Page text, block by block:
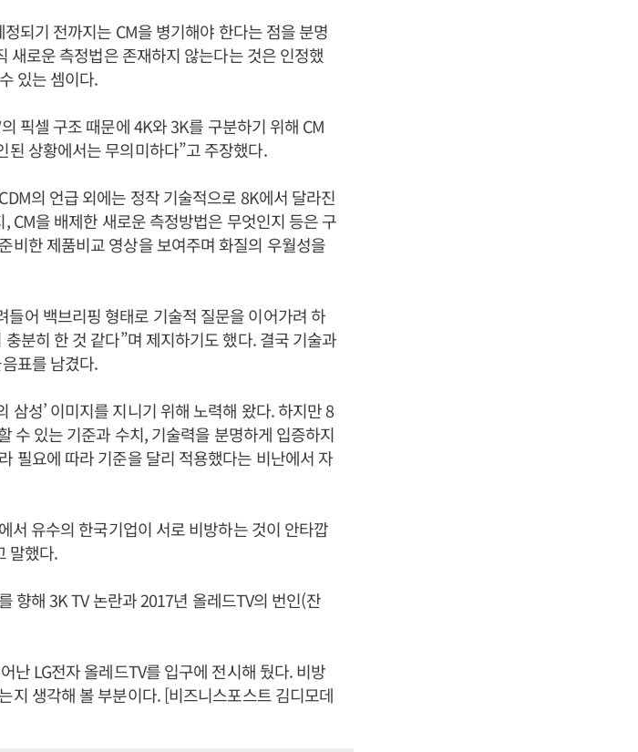
되기 전까지는 CM을 병기해야 한다는 점을 분명
새로운 측정법은 존재하지 않는다는 것은 인정했
있는 셈이다.
픽셀 구조 때문에 4K와 3K를 구분하기 위해 CM
된 상황에서는 무의미하다”고 주장했다.
의 언급 외에는 정작 기술적으로 8K에서 달라진
CM을 배제한 새로운 측정방법은 무엇인지 등은 구
비한 제품비교 영상을 보여주며 화질의 우월성을
어 백브리핑 형태로 기술적 질문을 이어가려 하
분히 한 것 같다”며 제지하기도 했다. 결국 기술과
표를 남겼다.
삼성’ 이미지를 지니기 위해 노력해 왔다. 하지만 8
수 있는 기준과 수치, 기술력을 분명하게 입증하지
필요에 따라 기준을 달리 적용했다는 비난에서 자
서 유수의 한국기업이 서로 비방하는 것이 안타깝
말했다.
향해 3K TV 논란과 2017년 올레드TV의 번인(잔
난 LG전자 올레드TV를 입구에 전시해 뒀다. 비방
지 생각해 볼 부분이다. [비즈니스포스트 김디모데